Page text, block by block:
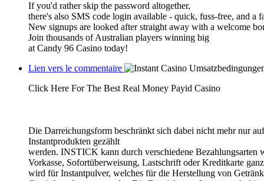
If you'd rather skip the password altogether,
there's also SMS code login available - quick, fuss-free, and a
New signups are looked after straight away with a welcome
Join thousands of Australian players winning big
at Candy 96 Casino today!
Lien vers le commentaire
Click Here For The Best Real Money Payid Casino
Die Darreichungsform beschränkt sich dabei nicht mehr nur
Instantprodukten gezählt
werden. INSTICK kann durch verschiedene Bezahlungsarten
Vorkasse, Sofortüberweisung, Lastschrift oder Kreditkarte
wird für Instantpulver, welches für die Herstellung von